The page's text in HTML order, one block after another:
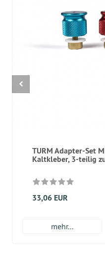
TURM Adapter-Set
Kaltkleber, 3-teilig
33,06 EUR
mehr...